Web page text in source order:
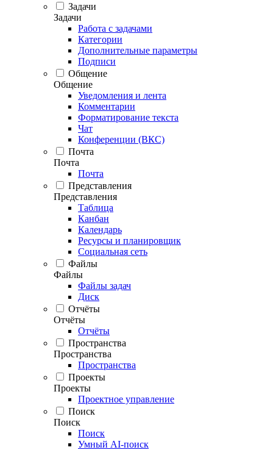
Задачи
Задачи
Работа с задачами
Категории
Дополнительные параметры
Подписи
Общение
Общение
Уведомления и лента
Комментарии
Форматирование текста
Чат
Конференции (ВКС)
Почта
Почта
Почта
Представления
Представления
Таблица
Канбан
Календарь
Ресурсы и планировщик
Социальная сеть
Файлы
Файлы
Файлы задач
Диск
Отчёты
Отчёты
Отчёты
Пространства
Пространства
Пространства
Проекты
Проекты
Проектное управление
Поиск
Поиск
Поиск
Умный AI-поиск